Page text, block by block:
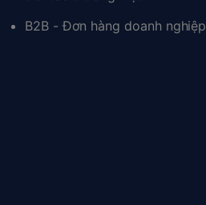
B2B - Đơn hàng doanh nghiệp